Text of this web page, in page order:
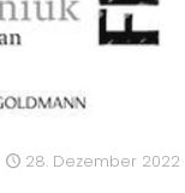
28. Dezember 2022